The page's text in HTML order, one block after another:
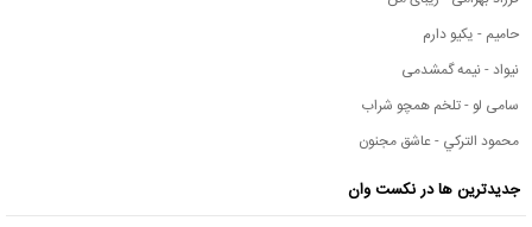
حامیم - یکیو دارم
نیواد - نیمه گمشدمی
سامی لو - تلخم همچو شراب
محمود التركي - عاشق مجنون
جدیدترین ها در نکست وان